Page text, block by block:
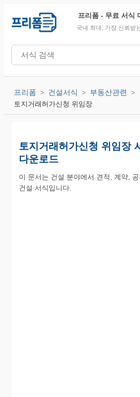
프리폼 - 무료 서식
국내 최대, 가장 신뢰받
프리폼 건설서식 부동산관련
토지거래허가신청 위임장
토지거래허가신청 위임장
다운로드
이 문서는 건설 분야에서 견적, 계약,
건설 서식입니다.